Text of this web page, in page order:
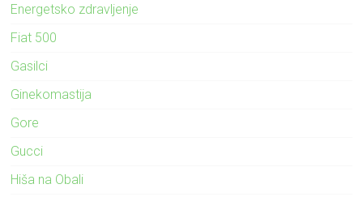
Energetsko zdravljenje
Fiat 500
Gasilci
Ginekomastija
Gore
Gucci
Hiša na Obali